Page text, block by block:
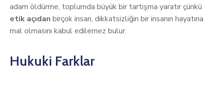
adam öldürme, toplumda büyük bir tartışma yaratır çünkü
etik açıdan birçok insan, dikkatsizliğin bir insanın hayatına
mal olmasını kabul edilemez bulur.
Hukuki Farklar